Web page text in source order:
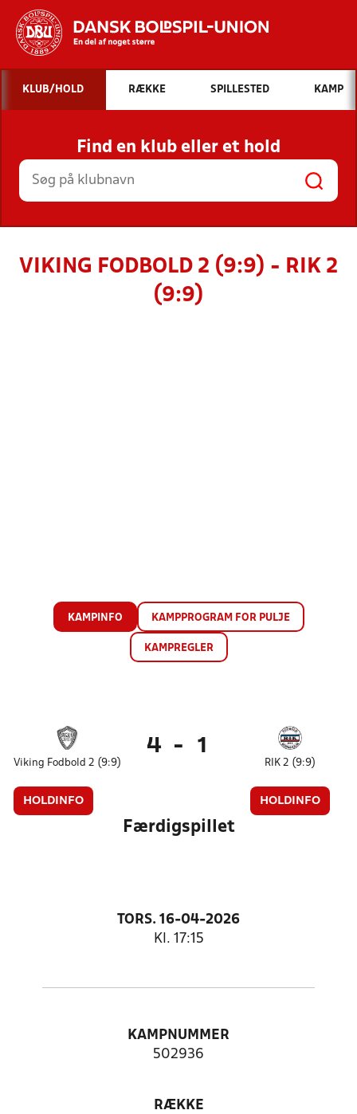
Hvad vil du søge efter?
INDHOLD OG NYHEDER
STILLINGER, RESULTATER, KLUBBER OG
HOLD
KLUB/HOLD RÆKKE SPILLESTED KAMP
Find en klub eller et hold
VIKING FODBOLD 2 (9:9) - RIK 2
(9:9)
KAMPINFO KAMPPROGRAM FOR PULJE
KAMPREGLER
Viking Fodbold 2 (9:9)
HOLDINFO
4 - 1
RIK 2 (9:9)
HOLDINFO
Færdigspillet
TORS. 16-04-2026
Kl. 17:15
KAMPNUMMER
502936
RÆKKE